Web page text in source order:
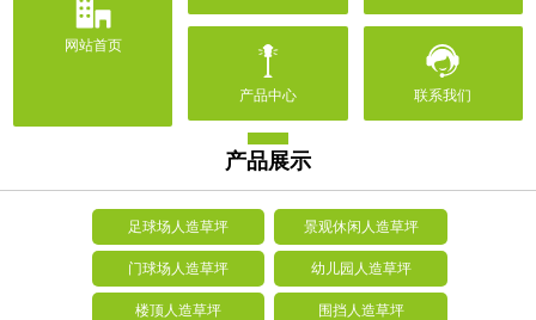
网站首页
产品中心 联系我们
产品展示
足球场人造草坪 景观休闲人造草坪
门球场人造草坪 幼儿园人造草坪
楼顶人造草坪 围挡人造草坪